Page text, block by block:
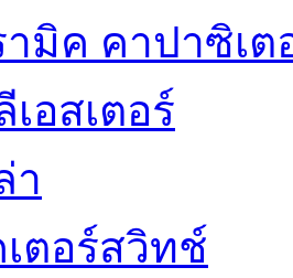
ามิค คาปาซิเต
เอสเตอร์
า
ตอร์สวิทช์